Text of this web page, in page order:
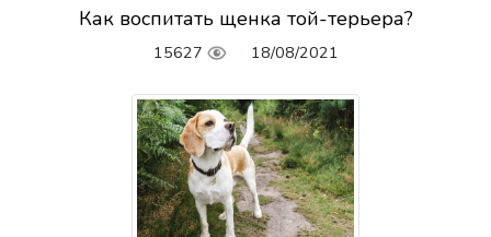
Как воспитать щенка той-терьера?
15627 18/08/2021